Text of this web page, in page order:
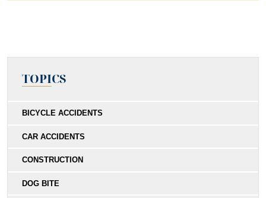
TOPICS
BICYCLE ACCIDENTS
CAR ACCIDENTS
CONSTRUCTION
DOG BITE